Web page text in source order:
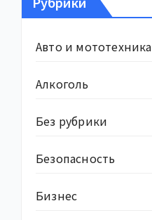
Авто и мототехника
Алкоголь
Без рубрики
Безопасность
Бизнес